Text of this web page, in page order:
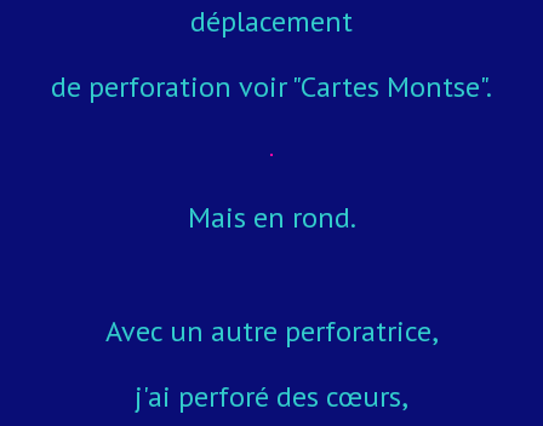
déplacement
de perforation voir "Cartes Montse".
Mais en rond.
Avec un autre perforatrice,
j'ai perforé des cœurs,